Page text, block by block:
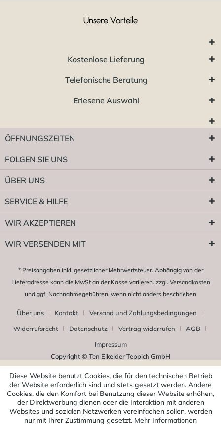
Unsere Vorteile
Kostenlose Lieferung
Telefonische Beratung
Erlesene Auswahl
ÖFFNUNGSZEITEN
FOLGEN SIE UNS
ÜBER UNS
SERVICE & HILFE
WIR AKZEPTIEREN
WIR VERSENDEN MIT
* Preisangaben inkl. gesetzlicher Mehrwertsteuer. Abhängig von der
Lieferadresse kann die MwSt an der Kasse variieren. zzgl. Versandkosten
und ggf. Nachnahmegebühren, wenn nicht anders beschrieben
Über uns Kontakt
Versand und Zahlungsbedingungen
Widerrufsrecht
Datenschutz Vertrag widerrufen
AGB
Impressum
Copyright © Ten Eikelder Teppich GmbH
Diese Website benutzt Cookies, die für den technischen Betrieb
der Website erforderlich sind und stets gesetzt werden. Andere
Cookies, die den Komfort bei Benutzung dieser Website erhöhen,
der Direktwerbung dienen oder die Interaktion mit anderen
Websites und sozialen Netzwerken vereinfachen sollen, werden
nur mit Ihrer Zustimmung gesetzt. Mehr Informationen